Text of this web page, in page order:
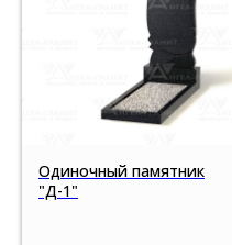
Одиночный памятник
"Д-1"